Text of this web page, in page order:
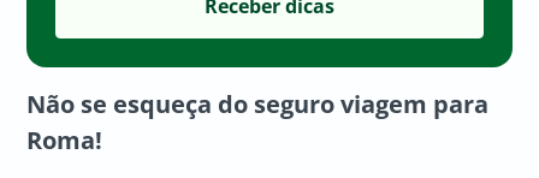
Não se esqueça do seguro viagem para
Roma!